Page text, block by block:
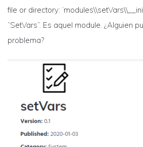
file or directory:
“SetVars”. Es aquel module. ¿Alguien
problema?